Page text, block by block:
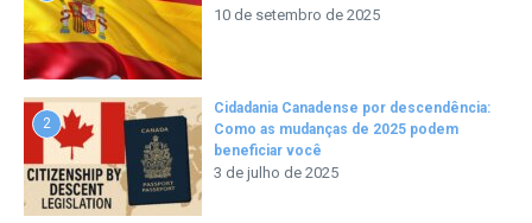
10 de setembro de 2025
2
Cidadania Canadense por descendência:
Como as mudanças de 2025 podem
beneficiar você
3 de julho de 2025